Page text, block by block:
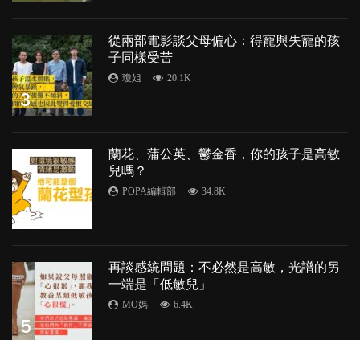
3
從兩部電影談父母偏心：得寵與失寵的孩
子同樣受苦
瓊姐 20.1K
4
蘭花、蒲公英、鬱金香，你的孩子是高敏
兒嗎？
POPA編輯部 34.8K
5
再談感統問題：不必然是高敏，光譜的另
一端是「低敏兒」
MO媽 6.4K